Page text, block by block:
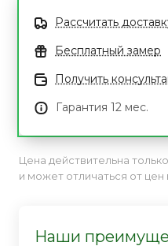
Рассчитать
Бесплатный замер
Получить
Гарантия 12 мес.
Цена действительна
и может отличаться от цен
Наши